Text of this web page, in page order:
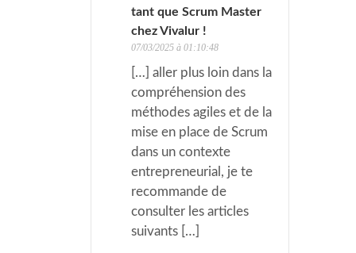
tant que Scrum Master
chez Vivalur !
07/03/2025 à 01:10:48
[…] aller plus loin dans la
compréhension des
méthodes agiles et de la
mise en place de Scrum
dans un contexte
entrepreneurial, je te
recommande de
consulter les articles
suivants […]